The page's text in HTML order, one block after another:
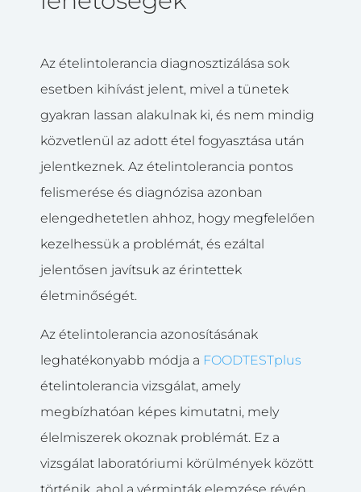
Az ételintolerancia diagnosztizálása sok
esetben kihívást jelent, mivel a tünetek
gyakran lassan alakulnak ki, és nem mindig
közvetlenül az adott étel fogyasztása után
jelentkeznek. Az ételintolerancia pontos
felismerése és diagnózisa azonban
elengedhetetlen ahhoz, hogy megfelelően
kezelhessük a problémát, és ezáltal
jelentősen javítsuk az érintettek
életminőségét.
Az ételintolerancia azonosításának
leghatékonyabb módja a FOODTESTplus
ételintolerancia vizsgálat, amely
megbízhatóan képes kimutatni, mely
élelmiszerek okoznak problémát. Ez a
vizsgálat laboratóriumi körülmények között